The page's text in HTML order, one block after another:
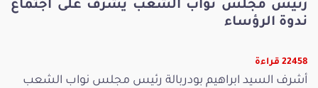
رئيس مجلس نواب الشعب يشرف على اجتماع
ندوة الرؤساء
22458 قراءة
أشرف السيد ابراهيم بودربالة رئيس مجلس نواب الشعب